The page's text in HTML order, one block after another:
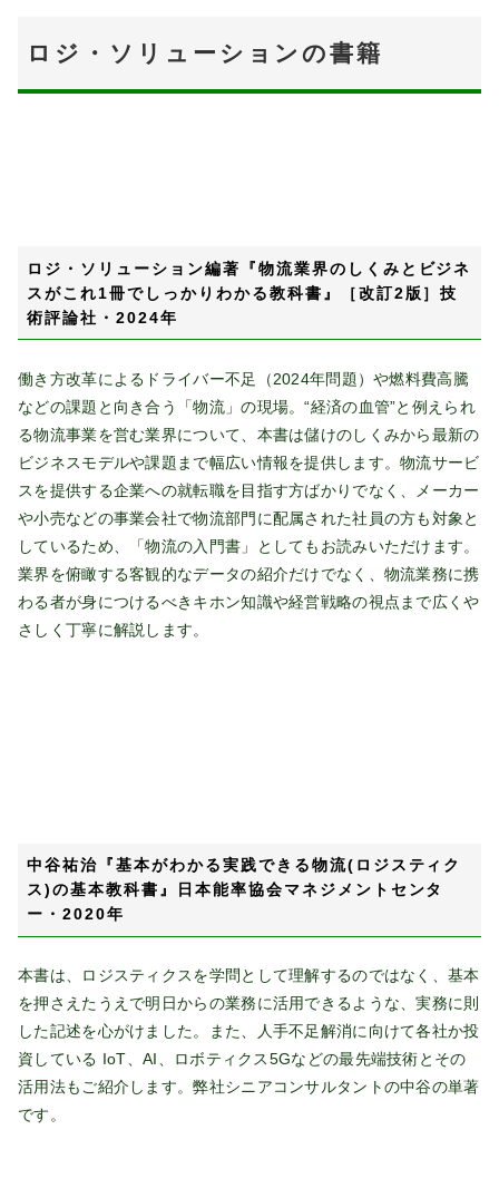
ロジ・ソリューションの書籍
ロジ・ソリューション編著『物流業界のしくみとビジネ
スがこれ1冊でしっかりわかる教科書』［改訂2版］技
術評論社・2024年
働き方改革によるドライバー不足（2024年問題）や燃料費高騰
などの課題と向き合う「物流」の現場。“経済の血管”と例えられ
る物流事業を営む業界について、本書は儲けのしくみから最新の
ビジネスモデルや課題まで幅広い情報を提供します。物流サービ
スを提供する企業への就転職を目指す方ばかりでなく、メーカー
や小売などの事業会社で物流部門に配属された社員の方も対象と
しているため、「物流の入門書」としてもお読みいただけます。
業界を俯瞰する客観的なデータの紹介だけでなく、物流業務に携
わる者が身につけるべきキホン知識や経営戦略の視点まで広くや
さしく丁寧に解説します。
中谷祐治『基本がわかる実践できる物流(ロジスティク
ス)の基本教科書』日本能率協会マネジメントセンタ
ー・2020年
本書は、ロジスティクスを学問として理解するのではなく、基本
を押さえたうえで明日からの業務に活用できるような、実務に則
した記述を心がけました。また、人手不足解消に向けて各社か投
資している IoT、AI、ロボティクス5Gなどの最先端技術とその
活用法もご紹介します。弊社シニアコンサルタントの中谷の単著
です。